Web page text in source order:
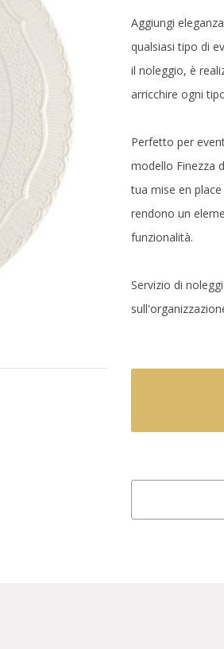
Aggiungi
qualsiasi tipo di
il noleggio, è
arricchire ogni
Perfetto per
modello Finezza
tua mise en
rendono un
funzionalità.
Servizio di